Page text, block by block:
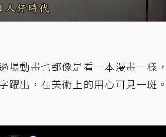
場動畫也都像是看一本漫畫一樣
躍出，在美術上的用心可見一斑